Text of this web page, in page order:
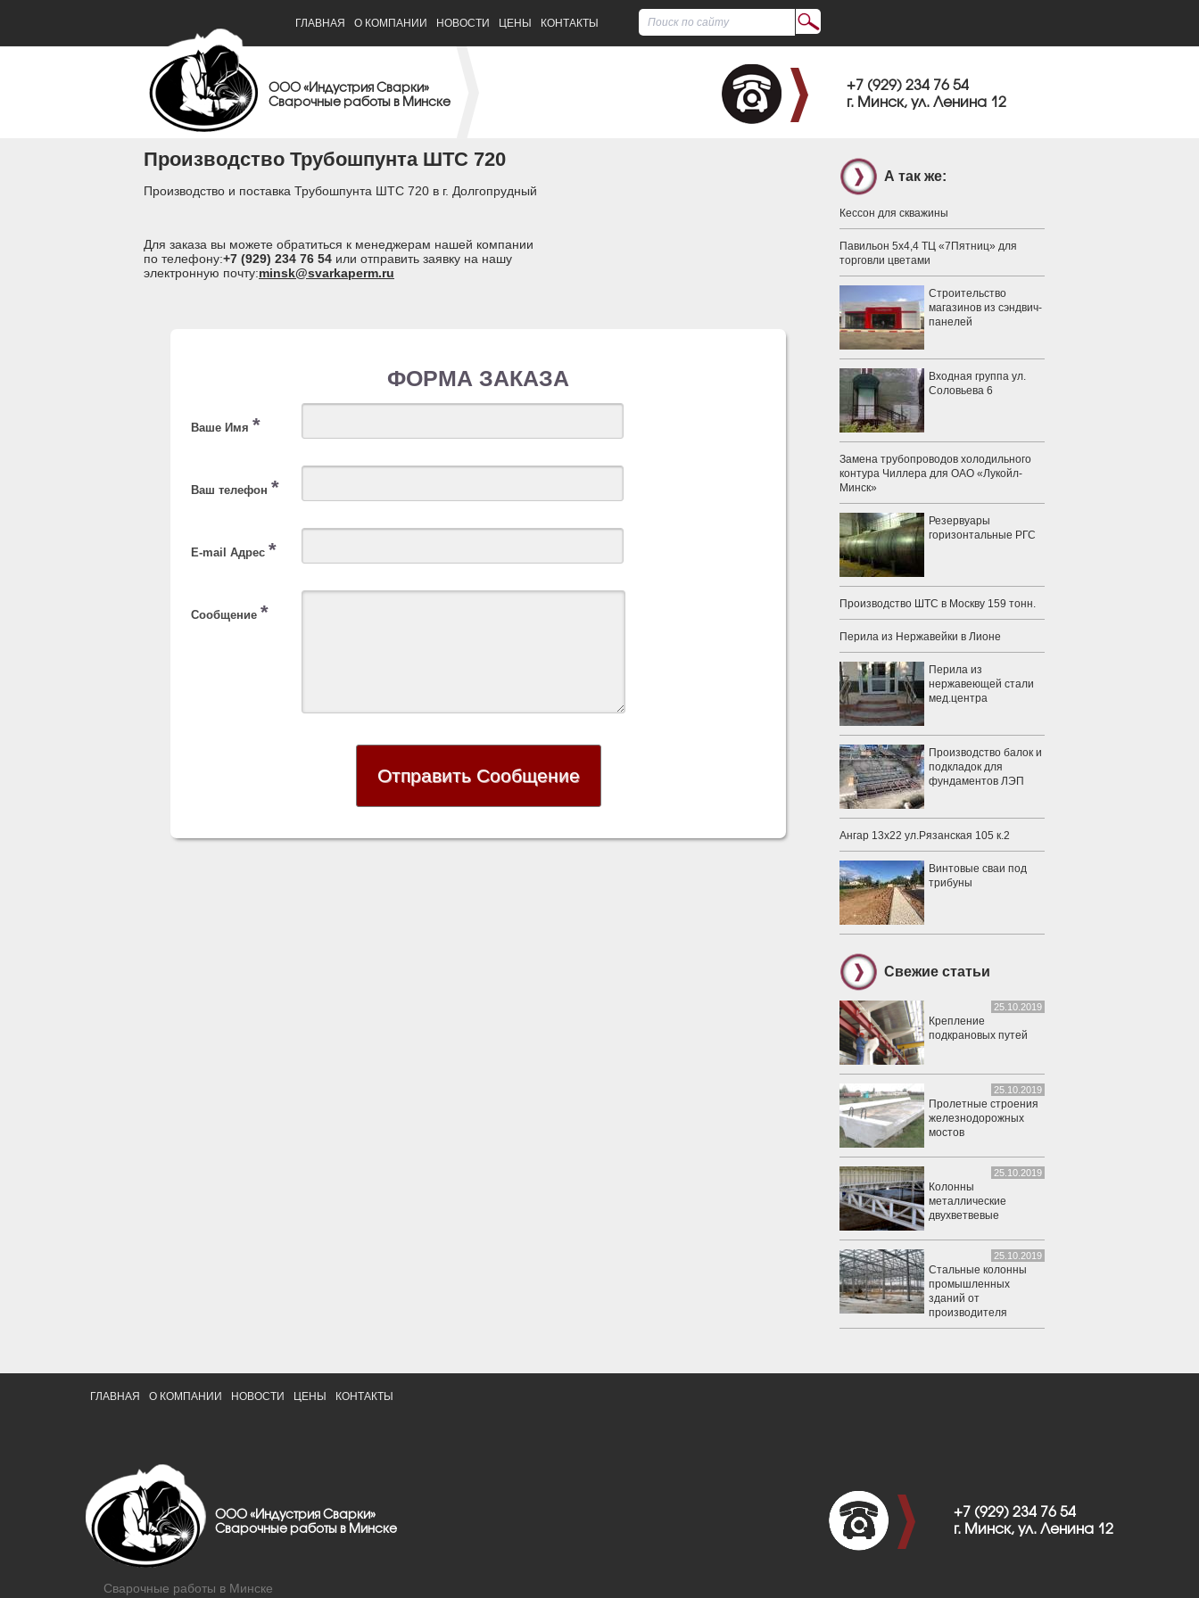
ГЛАВНАЯ О КОМПАНИИ НОВОСТИ ЦЕНЫ КОНТАКТЫ
ООО «Индустрия Сварки»
Сварочные работы в Минске
+7 (929) 234 76 54
г. Минск, ул. Ленина 12
Производство Трубошпунта ШТС 720
Производство и поставка Трубошпунта ШТС 720 в г. Долгопрудный
Для заказа вы можете обратиться к менеджерам нашей компании
по телефону:+7 (929) 234 76 54 или отправить заявку на нашу
электронную почту:minsk@svarkaperm.ru
ФОРМА ЗАКАЗА
Ваше Имя *
Ваш телефон *
E-mail Адрес *
Сообщение *
А так же:
Кессон для скважины
Павильон 5х4,4 ТЦ «7Пятниц» для
торговли цветами
Строительство
магазинов из сэндвич-
панелей
Входная группа ул.
Соловьева 6
Замена трубопроводов холодильного
контура Чиллера для ОАО «Лукойл-
Минск»
Резервуары
горизонтальные РГС
Производство ШТС в Москву 159 тонн.
Перила из Нержавейки в Лионе
Перила из
нержавеющей стали
мед.центра
Производство балок и
подкладок для
фундаментов ЛЭП
Ангар 13х22 ул.Рязанская 105 к.2
Винтовые сваи под
трибуны
Свежие статьи
25.10.2019
Крепление
подкрановых путей
25.10.2019
Пролетные строения
железнодорожных
мостов
25.10.2019
Колонны
металлические
двухветвевые
25.10.2019
Стальные колонны
промышленных
зданий от
производителя
ГЛАВНАЯ О КОМПАНИИ НОВОСТИ ЦЕНЫ КОНТАКТЫ
ООО «Индустрия Сварки»
Сварочные работы в Минске
+7 (929) 234 76 54
г. Минск, ул. Ленина 12
Сварочные работы в Минске